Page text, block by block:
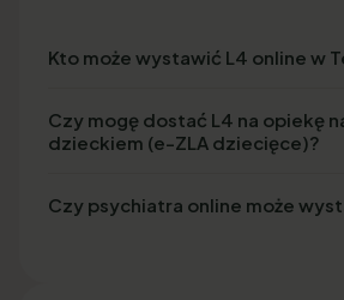
Kto może wystawić L4 online w
Czy mogę dostać L4 na opiekę
dzieckiem (e-ZLA dziecięce)?
Czy psychiatra online może